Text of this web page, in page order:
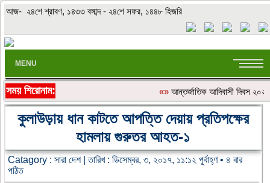
আজ- ২৪শে শ্রাবণ, ১৪৩৩ বঙ্গাব্দ - ২৪শে সফর, ১৪৪৮ হিজরি
MENU
সময় শিরোনাম: «» আন্তর্জাতিক আদিবাসী দিবস ২০২৬:
কুলাউড়ায় ধান কাটতে আপত্তি দেয়ায় প্রতিপক্ষের
হামলায় গুরুতর আহত-১
Catagory : সারা দেশ| তারিখ : ডিসেম্বর, ৩, ২০১৭, ১১:১২ পূর্বাহ্ণ • ৪ বার
পঠিত